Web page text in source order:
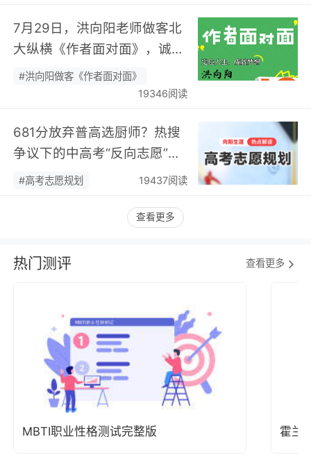
7月29日，洪向阳老师做客北
大纵横《作者面对面》，诚邀
您现场相聚！…
#洪向阳做客《作者面对面》
19346阅读
681分放弃普高选厨师？热搜
争议下的中高考“反向志愿”
潮，藏着职业规划新逻辑…
#高考志愿规划 19437阅读
查看更多
热门测评 查看更多
MBTI职业性格测试完整版 霍兰